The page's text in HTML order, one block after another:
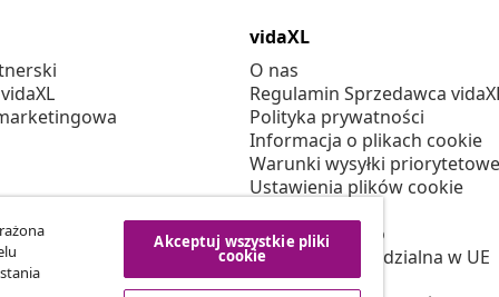
vidaXL
O nas
Regulamin Sprzedawca
Polityka prywatności
Informacja o plikach cookie
Warunki wysyłki
Ustawienia plików cookie
Bezpieczeństwo
Osoba odpowiedzialna w UE
Polityką EPR
Akceptuj wszystkie pliki
cookie